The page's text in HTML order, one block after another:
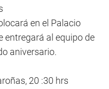
en el Palacio
entregará al equipo de
aniversario.
20 :30 hrs